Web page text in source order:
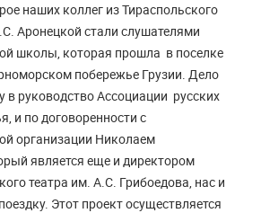
наших коллег из Тираспольского
Аронецкой стали слушателями
школы, которая прошла в поселке
побережье Грузии. Дело
в руководство Ассоциации русских
и по договоренности с
организации Николаем
является еще и директором
театра им. А.С. Грибоедова, нас и
Этот проект осуществляется